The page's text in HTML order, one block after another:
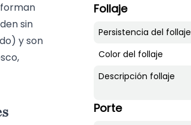
sin
y son
Follaje
Persistencia del follaje
Color del follaje
Descripción follaje
Porte